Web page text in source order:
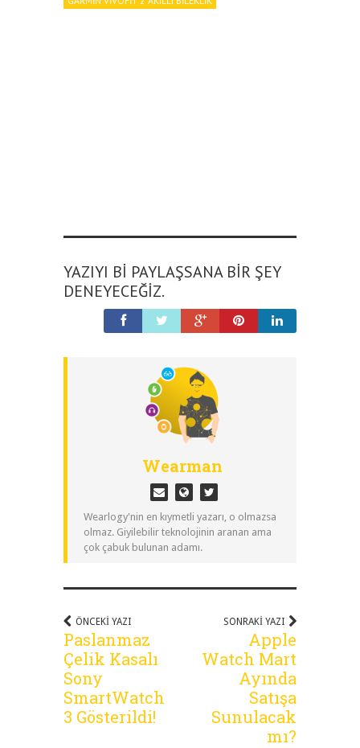
YAZIYI BI PAYLAŞSANA BIR ŞEY
DENEYECEĞIZ.
Wearman
Wearlogy'nin en kıymetli yazarı, o olmazsa
olmaz. Giyilebilir teknolojinin aranan ama
çok çabuk bulunan adamı.
ÖNCEKI YAZI
Paslanmaz
Çelik Kasalı
Sony
SmartWatch
3 Gösterildi!
SONRAKI YAZI
Apple
Watch Mart
Ayında
Satışa
Sunulacak
mı?